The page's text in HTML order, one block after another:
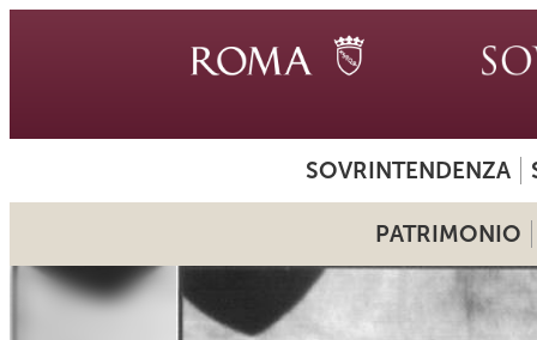
SOVRINTENDENZA
PATRIMONIO